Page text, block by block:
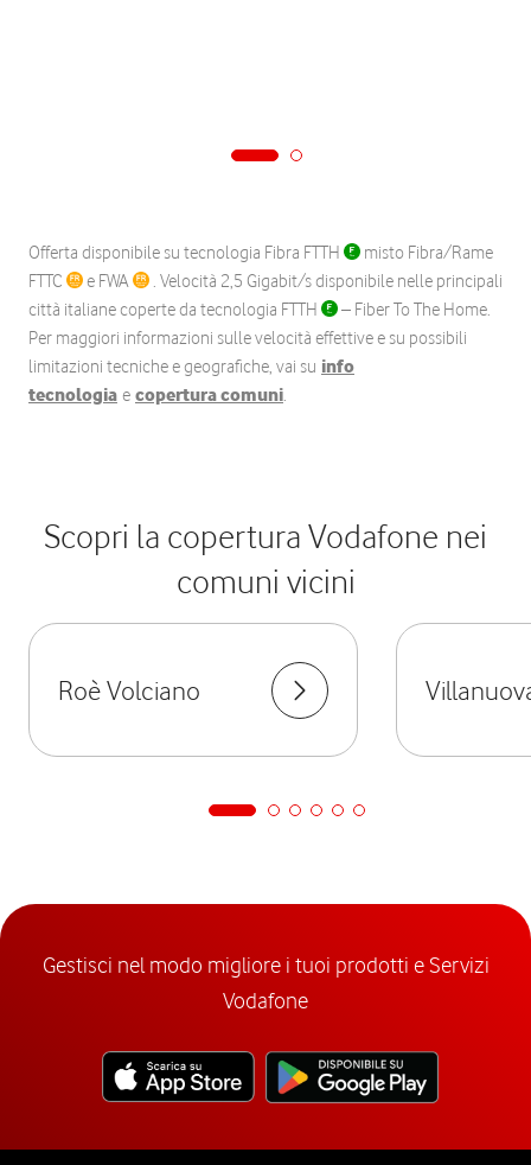
Offerta disponibile su tecnologia Fibra FTTH
misto Fibra/Rame
FTTC
e FWA
. Velocità 2,5 Gigabit/s disponibile nelle principali
città italiane coperte da tecnologia FTTH
– Fiber To The Home.
Per maggiori informazioni sulle velocità effettive e su possibili
limitazioni tecniche e geografiche, vai su info
tecnologia e copertura comuni.
Scopri la copertura Vodafone nei
comuni vicini
Roè Volciano
Gestisci nel modo migliore i tuoi prodotti e Servizi
Vodafone